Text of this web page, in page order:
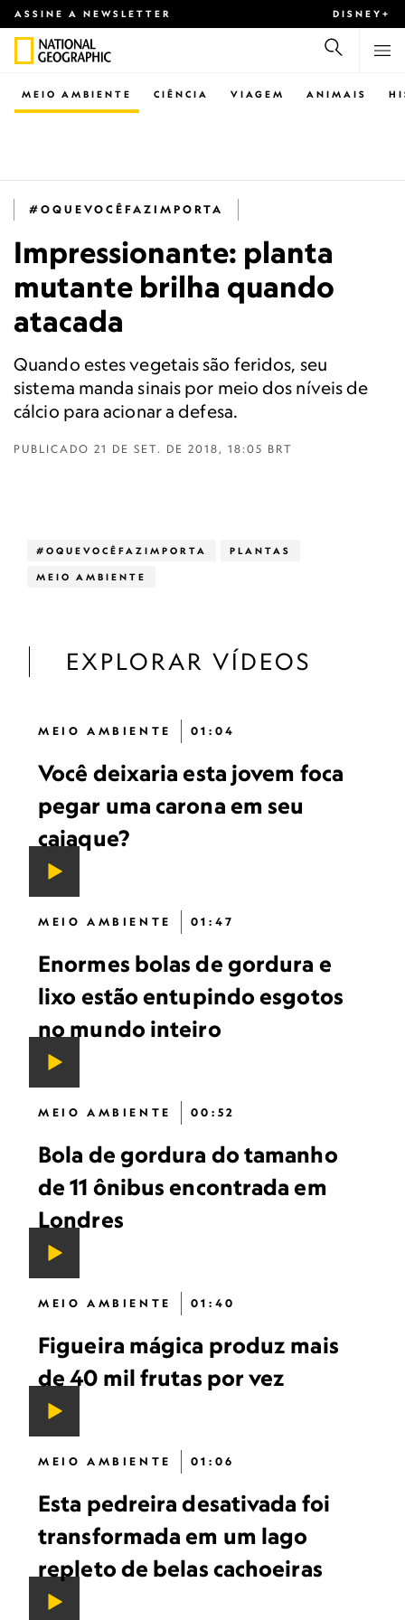
ASSINE A NEWSLETTER DISNEY+
CIÊNCIA VIAGEM ANIMAIS
MEIO AMBIENTE
#OQUEVOCÊFAZIMPORTA
Impressionante: planta
mutante brilha quando
atacada
Quando estes vegetais são feridos, seu
sistema manda sinais por meio dos níveis de
cálcio para acionar a defesa.
PUBLICADO 21 DE SET. DE 2018, 18:05 BRT
#OQUEVOCÊFAZIMPORTA PLANTAS
MEIO AMBIENTE
EXPLORAR VÍDEOS
MEIO AMBIENTE 01:04
Você deixaria esta jovem foca
pegar uma carona em seu
caiaque?
MEIO AMBIENTE 01:47
Enormes bolas de gordura e
lixo estão entupindo esgotos
no mundo inteiro
MEIO AMBIENTE 00:52
Bola de gordura do tamanho
de 11 ônibus encontrada em
Londres
MEIO AMBIENTE 01:40
Figueira mágica produz mais
de 40 mil frutas por vez
MEIO AMBIENTE 01:06
Esta pedreira desativada foi
transformada em um lago
repleto de belas cachoeiras